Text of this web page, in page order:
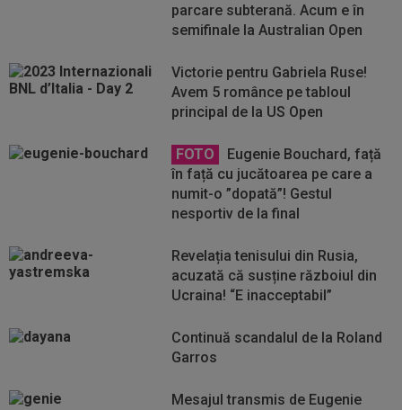
parcare subterană. Acum e în
semifinale la Australian Open
Victorie pentru Gabriela Ruse!
Avem 5 românce pe tabloul
principal de la US Open
FOTO
Eugenie Bouchard, față
în față cu jucătoarea pe care a
numit-o ”dopată”! Gestul
nesportiv de la final
Revelația tenisului din Rusia,
acuzată că susține războiul din
Ucraina! “E inacceptabil”
Continuă scandalul de la Roland
Garros
Mesajul transmis de Eugenie